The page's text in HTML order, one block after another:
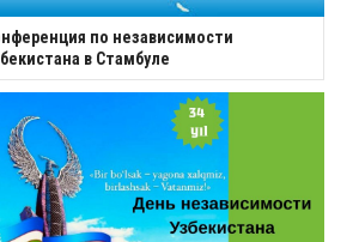
по независимости
в Стамбуле